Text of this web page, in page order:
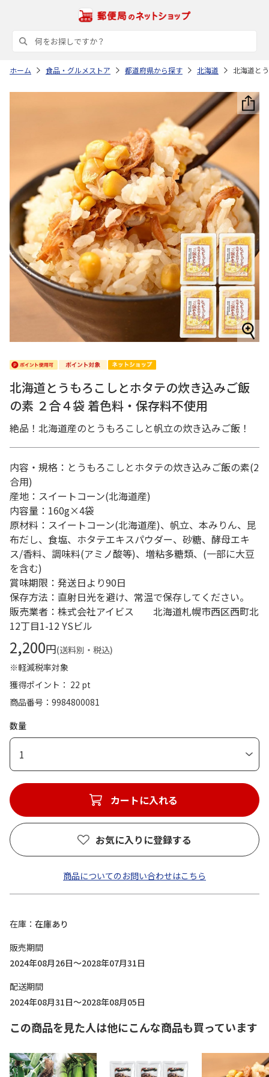
ホーム 食品・グルメストア 都道府県から探す 北海道 北海道と
北海道とうもろこしとホタテの炊き込みご飯
の素 ２合４袋 着色料・保存料不使用
絶品！北海道産のとうもろこしと帆立の炊き込みご飯！
内容・規格：とうもろこしとホタテの炊き込みご飯の素(2
合用)
産地：スイートコーン(北海道産)
内容量：160g×4袋
原材料：スイートコーン(北海道産)、帆立、本みりん、昆
布だし、食塩、ホタテエキスパウダー、砂糖、酵母エキ
ス/香料、調味料(アミノ酸等)、増粘多糖類、(一部に大豆
を含む)
賞味期限：発送日より90日
保存方法：直射日光を避け、常温で保存してください。
販売業者：株式会社アイビス 北海道札幌市西区西町北
12丁目1-12 YSビル
2,200円(送料別・税込)
※軽減税率対象
獲得ポイント： 22 pt
商品番号
9984800081
数量
1
カートに入れる
お気に入りに登録する
商品についてのお問い合わせはこちら
在庫
在庫あり
販売期間
2024年08月26日～2028年07月31日
配送期間
2024年08月31日～2028年08月05日
この商品を見た人は他にこんな商品も買っています